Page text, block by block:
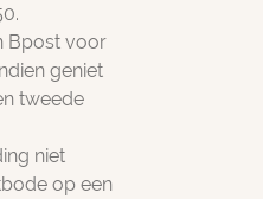
Bpost voor
geniet
tweede
niet
op een